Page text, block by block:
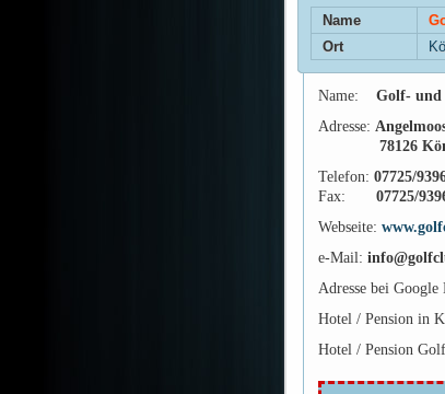
Name
Ort
Name: Golf- und
Adresse:
78126
Telefon: 07725/
Fax: 07725/
Webseite:
e-Mail:
Adresse bei Google
Hotel / Pension in
Hotel / Pension